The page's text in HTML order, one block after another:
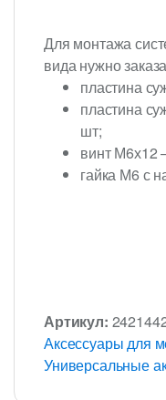
Для монтажа
вида нужно
пластина
пластина
шт;
винт М6х12
гайка М6 с
Артикул:
Аксессуары для
Универсальные